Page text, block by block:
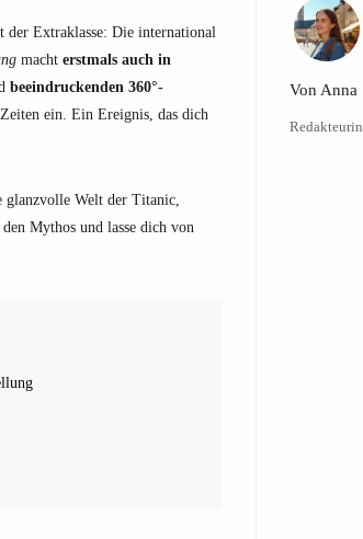
der Extraklasse: Die international
macht erstmals auch in
beeindruckenden 360°-
ein. Ein Ereignis, das dich
glanzvolle Welt der Titanic,
Mythos und lasse dich von
Von Anna
Redakteurin